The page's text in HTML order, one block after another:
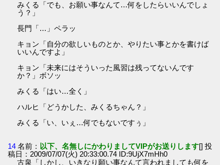
みくる「でも、お願い事なんて…何をしたらいいんでしょ
う？」
長門「…」ペラッ
キョン「自分の欲しいものとか、やりたい事とかを書けば
いいんですよ」
キョン「未来にはそういった風習は残ってないんです
か？」ボソッ
みくる「はい…全く」
ハルヒ「どうかした、みくるちゃん？」
みくる「い、いぇ…何でもないですぅ」
14 名前： 以下、名無しにかわりましてVIPがお送りします[] 投
稿日：2009/07/07(火) 20:33:00.74 ID:9UjX7mHh0
古泉「しかし、いきなり願い事なんて言われましても何を